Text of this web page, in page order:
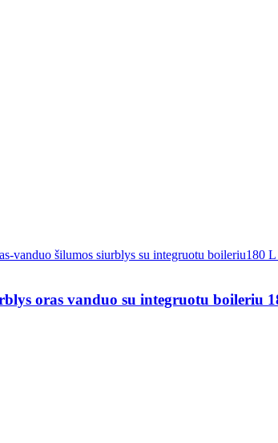
oras vanduo su integruotu boileriu